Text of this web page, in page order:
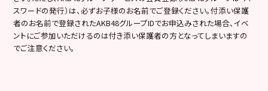
スワードの発行）は、必ずお子様のお名前でご登録ください。付添い保護
者のお名前で登録されたAKB48グループIDでお申込みされた場合、イベ
ントにご参加いただけるのは付き添い保護者の方となってしまいますの
でご注意ください。